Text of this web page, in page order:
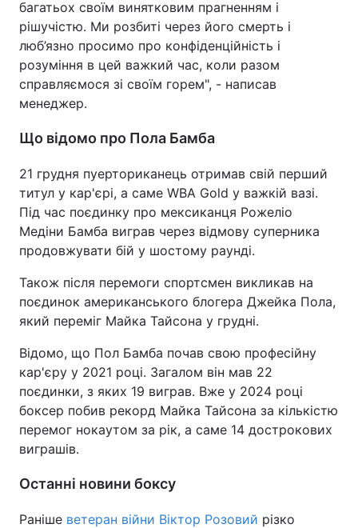
багатьох своїм винятковим прагненням і
рішучістю. Ми розбиті через його смерть і
люб’язно просимо про конфіденційність і
розуміння в цей важкий час, коли разом
справляємося зі своїм горем", - написав
менеджер.
Що відомо про Пола Бамба
21 грудня пуерториканець отримав свій перший
титул у кар'єрі, а саме WBA Gold у важкій вазі.
Під час поєдинку про мексиканця Рожеліо
Медіни Бамба виграв через відмову суперника
продовжувати бій у шостому раунді.
Також після перемоги спортсмен викликав на
поєдинок американського блогера Джейка Пола,
який переміг Майка Тайсона у грудні.
Відомо, що Пол Бамба почав свою професійну
кар'єру у 2021 році. Загалом він мав 22
поєдинки, з яких 19 виграв. Вже у 2024 році
боксер побив рекорд Майка Тайсона за кількістю
перемог нокаутом за рік, а саме 14 дострокових
виграшів.
Останні новини боксу
Раніше ветеран війни Віктор Розовий різко